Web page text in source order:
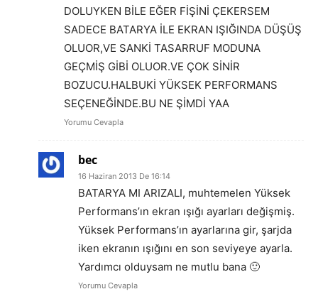
DOLUYKEN BİLE EĞER FİŞİNİ ÇEKERSEM
SADECE BATARYA İLE EKRAN IŞIĞINDA DÜŞÜŞ
OLUOR,VE SANKİ TASARRUF MODUNA
GEÇMİŞ GİBİ OLUOR.VE ÇOK SİNİR
BOZUCU.HALBUKİ YÜKSEK PERFORMANS
SEÇENEĞİNDE.BU NE ŞİMDİ YAA
Yorumu Cevapla
bec
16 Haziran 2013 De 16:14
BATARYA MI ARIZALI, muhtemelen Yüksek
Performans’ın ekran ışığı ayarları değişmiş.
Yüksek Performans’ın ayarlarına gir, şarjda
iken ekranın ışığını en son seviyeye ayarla.
Yardımcı olduysam ne mutlu bana 🙂
Yorumu Cevapla